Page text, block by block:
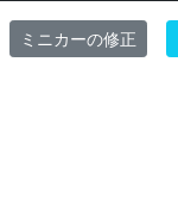
ミニカーの修正